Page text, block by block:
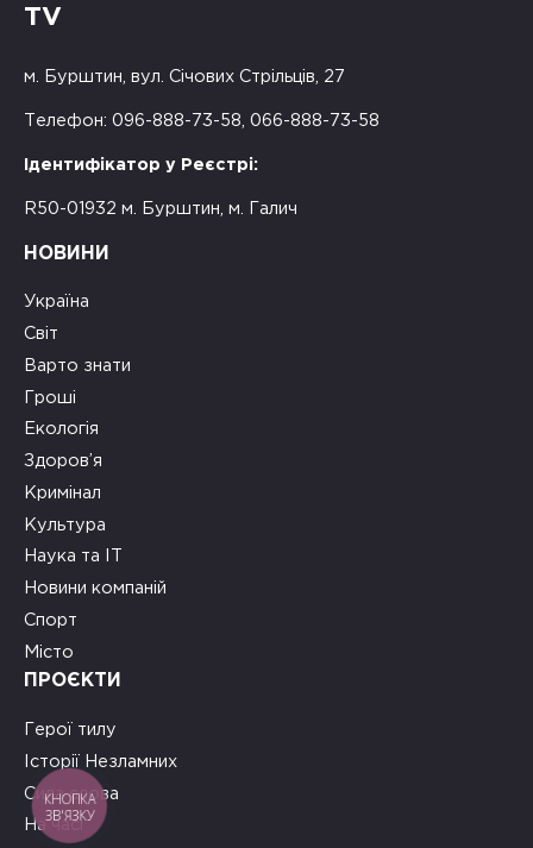
TV
м. Бурштин, вул. Січових Стрільців, 27
Телефон: 096-888-73-58, 066-888-73-58
Ідентифікатор у Реєстрі:
R50-01932 м. Бурштин, м. Галич
НОВИНИ
Україна
Світ
Варто знати
Гроші
Екологія
Здоров’я
Кримінал
Культура
Наука та ІТ
Новини компаній
Спорт
Місто
ПРОЄКТИ
Герої тилу
Історії Незламних
Сила слова
На часі
КНОПКА
ЗВ'ЯЗКУ